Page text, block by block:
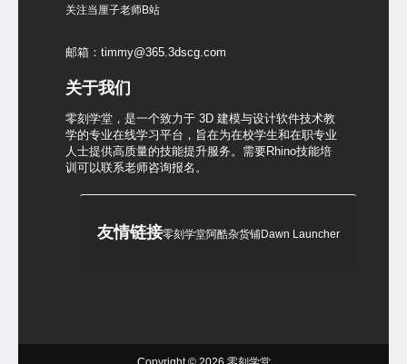
关注当厘子老师B站
邮箱：timmy@365.3dscg.com
关于我们
零刻学堂，是一个致力于 3D 建模与设计软件技术教
学的专业在线学习平台，旨在为在校学生和在职专业
人士提供高质量的技能提升服务。需要Rhino技能培
训可以联系老师咨询报名。
友情链接零刻学堂阿酷杂货铺Dawn Launcher